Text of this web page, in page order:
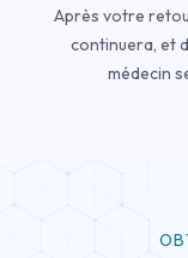
Après votre
continuera, et
médecin